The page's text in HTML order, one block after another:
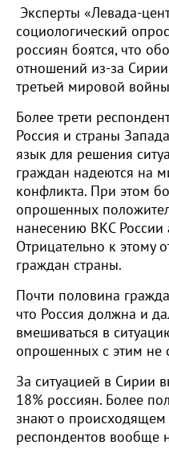
Эксперты «Левада-
социологический
россиян боятся, что
отношений из-за
третьей мировой
Более трети
Россия и страны
язык для решения
граждан надеются на
конфликта. При этом
опрошенных
нанесению ВКС России
Отрицательно к этому
граждан страны.
Почти половина
что Россия должна и
вмешиваться в
опрошенных с этим не
За ситуацией в Сирии
18% россиян. Более
знают о
респондентов вообще